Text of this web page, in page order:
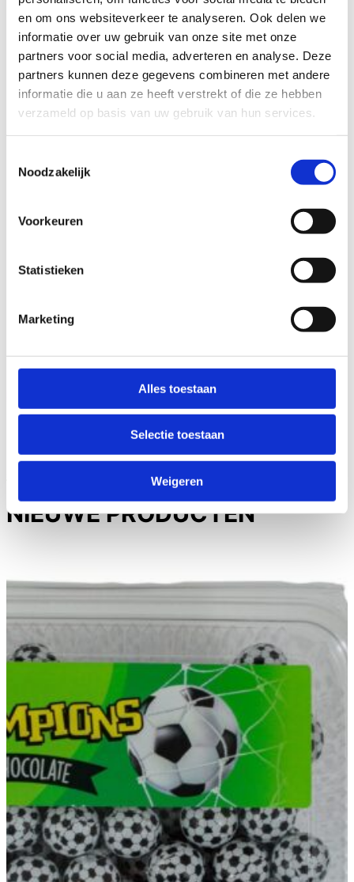
en om ons websiteverkeer te analyseren. Ook delen we
informatie over uw gebruik van onze site met onze
partners voor social media, adverteren en analyse. Deze
partners kunnen deze gegevens combineren met andere
informatie die u aan ze heeft verstrekt of die ze hebben
verzameld op basis van uw gebruik van hun services.
Noodzakelijk
Voorkeuren
Statistieken
Marketing
Alles toestaan
Selectie toestaan
Weigeren
NIEUWE PRODUCTEN